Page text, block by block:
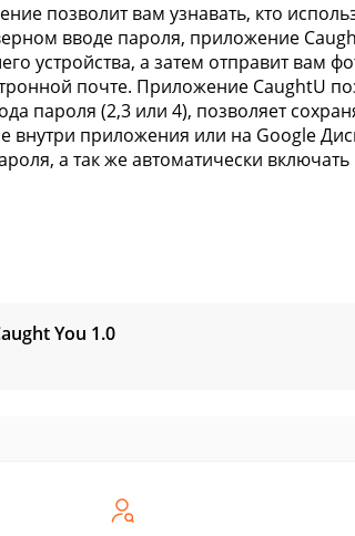
позволит вам узнавать, кто
вводе пароля, приложение
устройства, а затем отправит вам
почте. Приложение CaughtU
пароля (2,3 или 4), позволяет
приложения или на Google
а так же автоматически включать
You 1.0